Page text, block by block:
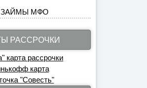
МФО
РАССРОЧКИ
карта рассрочки
карта
"Совесть"